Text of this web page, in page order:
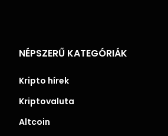
NÉPSZERŰ KATEGÓRIÁK
Kripto hírek
Kriptovaluta
Altcoin